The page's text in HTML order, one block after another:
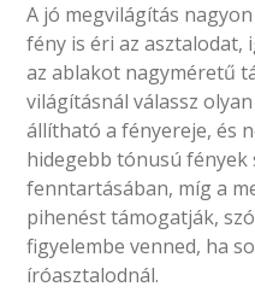
A jó megvilágítás
fény is éri az asztalodat,
az ablakot nagyméretű
világításnál válassz
állítható a fényereje, és
hidegebb tónusú fények
fenntartásában, míg a
pihenést támogatják,
figyelembe venned, ha
íróasztalodnál.